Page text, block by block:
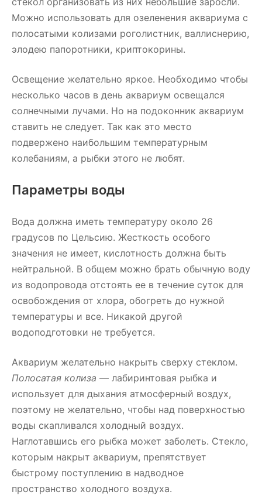
Можно использовать для озеленения аквариума с
полосатыми колизами роголистник, валлиснерию,
элодею папоротники, криптокорины.
Освещение желательно яркое. Необходимо чтобы
несколько часов в день аквариум освещался
солнечными лучами. Но на подоконник аквариум
ставить не следует. Так как это место
подвержено наибольшим температурным
колебаниям, а рыбки этого не любят.
Параметры воды
Вода должна иметь температуру около 26
градусов по Цельсию. Жесткость особого
значения не имеет, кислотность должна быть
нейтральной. В общем можно брать обычную воду
из водопровода отстоять ее в течение суток для
освобождения от хлора, обогреть до нужной
температуры и все. Никакой другой
водоподготовки не требуется.
Аквариум желательно накрыть сверху стеклом.
Полосатая колиза — лабиринтовая рыбка и
использует для дыхания атмосферный воздух,
поэтому не желательно, чтобы над поверхностью
воды скапливался холодный воздух.
Наглотавшись его рыбка может заболеть. Стекло,
которым накрыт аквариум, препятствует
быстрому поступлению в надводное
пространство холодного воздуха.